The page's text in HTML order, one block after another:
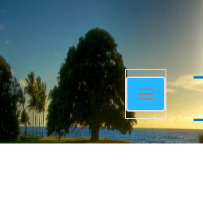
Toggle
navigation